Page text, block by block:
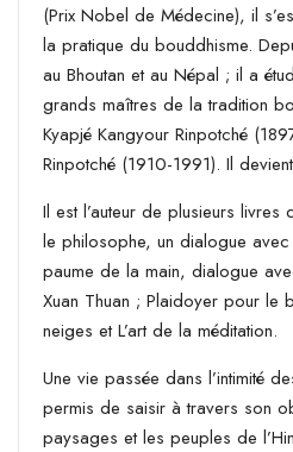
(Prix Nobel de Médecine), il
la pratique du bouddhisme.
au Bhoutan et au Népal ; il a
grands maîtres de la tradition
Kyapjé Kangyour Rinpotché
Rinpotché (1910-1991). Il
Il est l’auteur de plusieurs livres
le philosophe, un dialogue avec
paume de la main, dialogue
Xuan Thuan ; Plaidoyer pour le
neiges et L’art de la méditation.
Une vie passée dans l’intimité
permis de saisir à travers son
paysages et les peuples de